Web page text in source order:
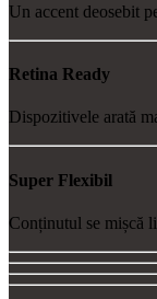
Un accent deosebit
Retina Ready
Dispozitivele arată
Super Flexibil
Conținutul se mișcă